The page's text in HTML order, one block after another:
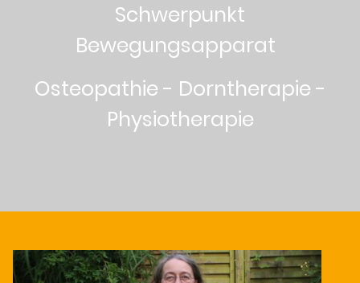
Schwerpunkt
Bewegungsapparat
Osteopathie - Dorntherapie -
Physiotherapie